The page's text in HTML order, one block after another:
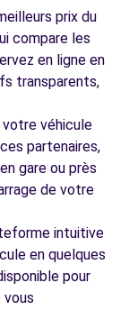
prix du
compare les
en ligne en
transparents,
votre véhicule
partenaires,
gare ou près
de votre
intuitive
en quelques
pour